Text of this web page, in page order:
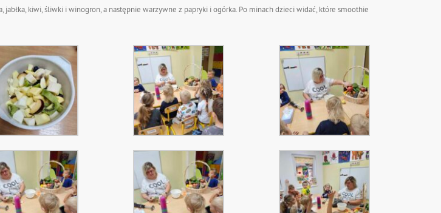
kiwi, śliwki i winogron, a następnie warzywne z papryki i ogórka. Po minach dzieci widać, które smoothie